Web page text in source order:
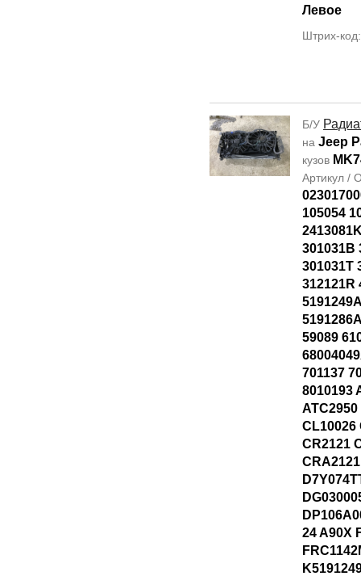
Левое
Штрих-
Б/У
на Jeep
кузов
Артикул /
105054
301031B
301031T
312121R
59089
701137
8010193
CL10026
CR2121
24 A90X